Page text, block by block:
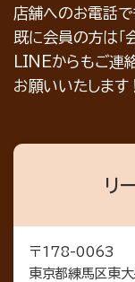
店舗へのお電話で
既に会員の方は「
LINEからもご連
お願いいたします
リ
〒178-0063
東京都練馬区東